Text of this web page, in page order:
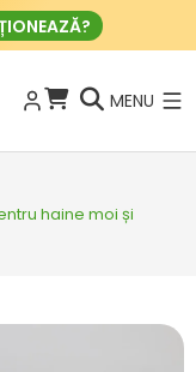
MENU
haine moi și